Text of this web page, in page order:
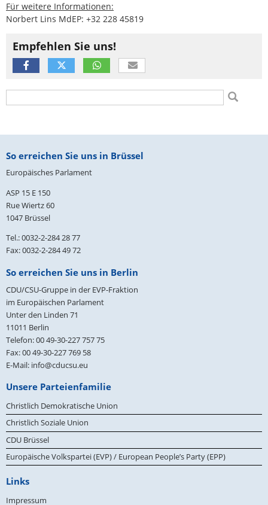
Für weitere Informationen:
Norbert Lins MdEP: +32 228 45819
Empfehlen Sie uns!
Suchformular
Fußbereich
So erreichen Sie uns in Brüssel
Europäisches Parlament
ASP 15 E 150
Rue Wiertz 60
1047 Brüssel
Tel.: 0032-2-284 28 77
Fax: 0032-2-284 49 72
So erreichen Sie uns in Berlin
CDU/CSU-Gruppe in der EVP-Fraktion
im Europäischen Parlament
Unter den Linden 71
11011 Berlin
Telefon:00 49-30-227 757 75
Fax:00 49-30-227 769 58
E-Mail: info@cducsu.eu
Unsere Parteienfamilie
Christlich Demokratische Union
Christlich Soziale Union
CDU Brüssel
Europäische Volkspartei (EVP) / European People’s Party (EPP)
Links
Impressum